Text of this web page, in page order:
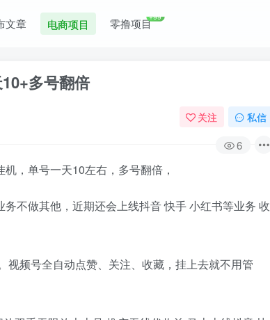
文章 电商项目 零撸项目+99
多号翻倍
关注 私信
6
，单号一天10左右，多号翻倍，
不做其他，近期还会上线抖音 快手 小红书等业务 收
频号全自动点赞、关注、收藏，挂上去就不用管